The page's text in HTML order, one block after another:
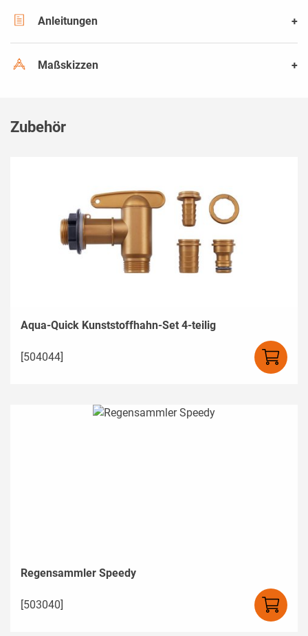
Anleitungen
Maßskizzen
Zubehör
Aqua-Quick Kunststoffhahn-Set 4-teilig
[504044]
Regensammler Speedy
[503040]